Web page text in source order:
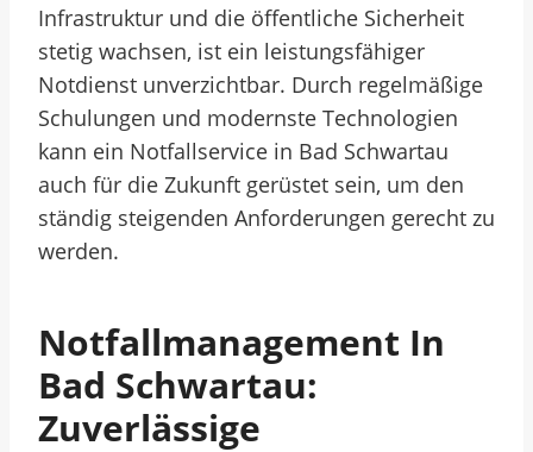
Infrastruktur und die öffentliche Sicherheit
stetig wachsen, ist ein leistungsfähiger
Notdienst unverzichtbar. Durch regelmäßige
Schulungen und modernste Technologien
kann ein Notfallservice in Bad Schwartau
auch für die Zukunft gerüstet sein, um den
ständig steigenden Anforderungen gerecht zu
werden.
Notfallmanagement In
Bad Schwartau:
Zuverlässige